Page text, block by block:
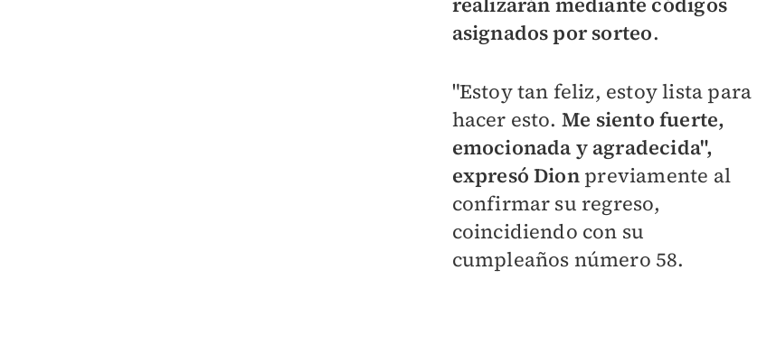
asignados por sorteo.
"Estoy tan feliz, estoy lista para
hacer esto. Me siento fuerte,
emocionada y agradecida",
expresó Dionpreviamente al
confirmar su regreso,
coincidiendo con su
cumpleaños número 58.